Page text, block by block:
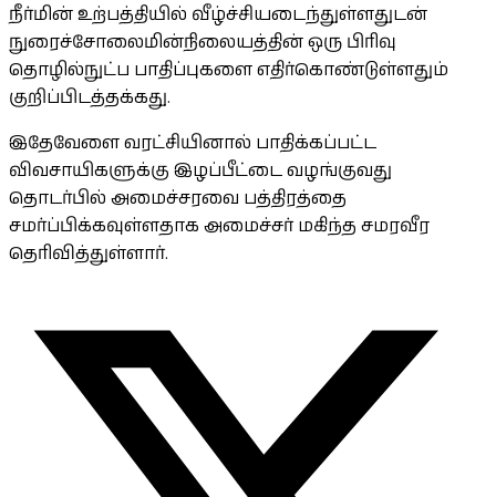
நீர்மின் உற்பத்தியில் வீழ்ச்சியடைந்துள்ளதுடன்
நுரைச்சோலைமின்நிலையத்தின் ஒரு பிரிவு
தொழில்நுட்ப பாதிப்புகளை எதிர்கொண்டுள்ளதும்
குறிப்பிடத்தக்கது.
இதேவேளை வரட்சியினால் பாதிக்கப்பட்ட
விவசாயிகளுக்கு இழப்பீட்டை வழங்குவது
தொடர்பில் அமைச்சரவை பத்திரத்தை
சமர்ப்பிக்கவுள்ளதாக அமைச்சர் மகிந்த சமரவீர
தெரிவித்துள்ளார்.